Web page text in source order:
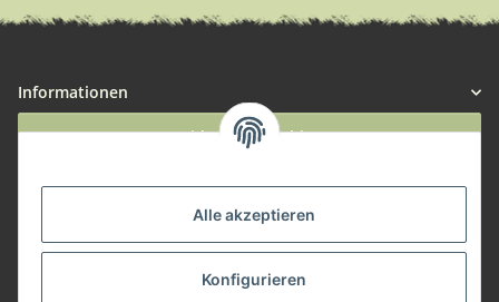
Alle akzeptieren
Konfigurieren
Informationen
Widerruf anmelden
Herstellerinformationen